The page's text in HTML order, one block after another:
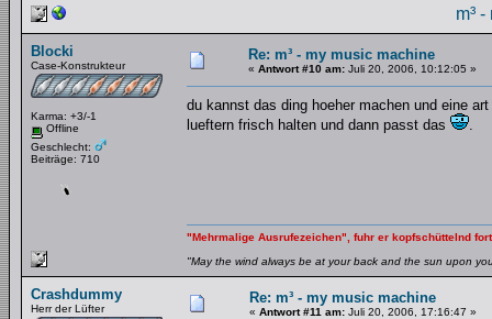
m³
Blocki
Case-Konstrukteur
Karma: +3/-1
Offline
Geschlecht:
Beiträge: 710
Re: m³ - my music machine
« Antwort #10 am: Juli 20, 2006, 10:12:05 »
du kannst das ding hoeher machen und eine
lueftern frisch halten und dann passt das
.
"Mehrmalige Ausrufezeichen", fuhr er kopfschüttelnd
"May the wind always be at your back and the sun upon
Crashdummy
Herr der Lüfter
Re: m³ - my music machine
« Antwort #11 am: Juli 20, 2006, 17:16:47 »